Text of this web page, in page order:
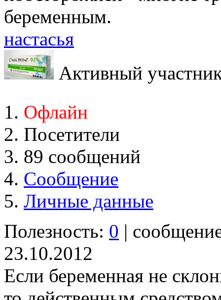
беременным.
настасья
Активный
Офлайн
Посетители
89 сообщений
Сообщение
Личные данные
Полезность: 0 |
23.10.2012
Если беременная не